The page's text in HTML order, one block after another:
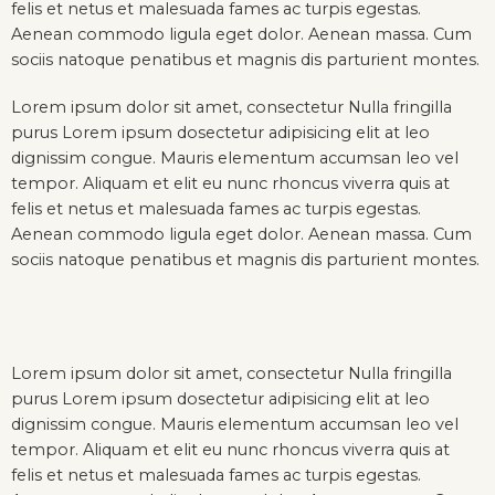
felis et netus et malesuada fames ac turpis egestas.
Aenean commodo ligula eget dolor. Aenean massa. Cum
sociis natoque penatibus et magnis dis parturient montes.
Lorem ipsum dolor sit amet, consectetur Nulla fringilla
purus Lorem ipsum dosectetur adipisicing elit at leo
dignissim congue. Mauris elementum accumsan leo vel
tempor. Aliquam et elit eu nunc rhoncus viverra quis at
felis et netus et malesuada fames ac turpis egestas.
Aenean commodo ligula eget dolor. Aenean massa. Cum
sociis natoque penatibus et magnis dis parturient montes.
Lorem ipsum dolor sit amet, consectetur Nulla fringilla
purus Lorem ipsum dosectetur adipisicing elit at leo
dignissim congue. Mauris elementum accumsan leo vel
tempor. Aliquam et elit eu nunc rhoncus viverra quis at
felis et netus et malesuada fames ac turpis egestas.